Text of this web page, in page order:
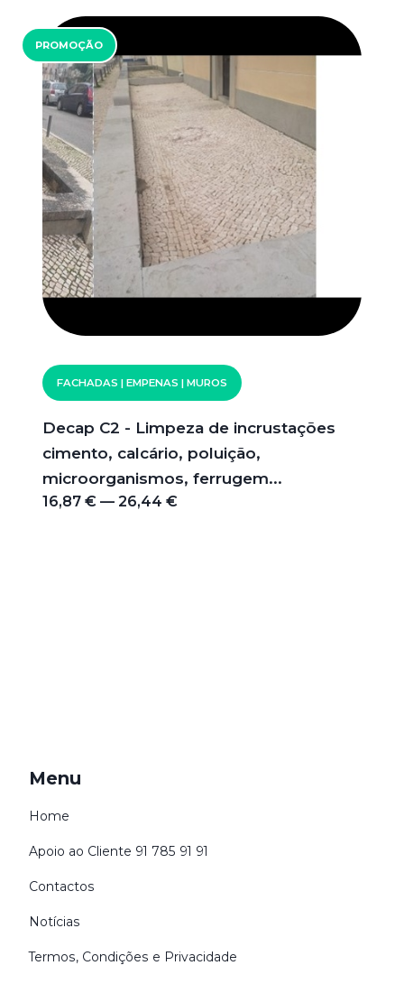
PROMOÇÃO
FACHADAS | EMPENAS | MUROS
Decap C2 - Limpeza de incrustações
cimento, calcário, poluição,
microorganismos, ferrugem...
16,87 € — 26,44 €
Menu
Home
Apoio ao Cliente 91 785 91 91
Contactos
Notícias
Termos, Condições e Privacidade